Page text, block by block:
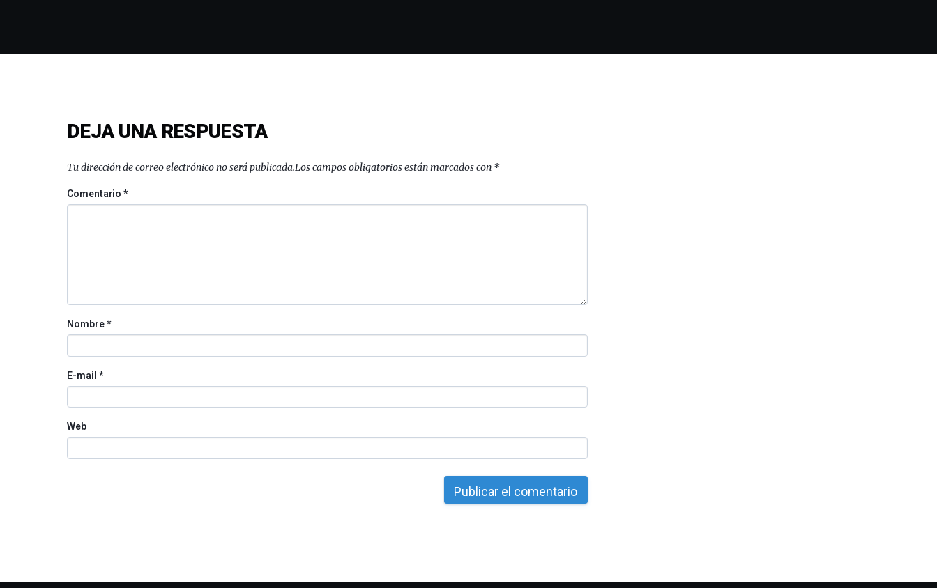
4
DEJA UNA RESPUESTA
Tu dirección de correo electrónico no será publicada.Los campos obligatorios están marcados con *
Comentario*
Nombre*
E-mail *
Web